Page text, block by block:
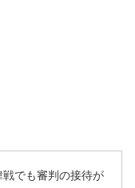
でも審判の接待が